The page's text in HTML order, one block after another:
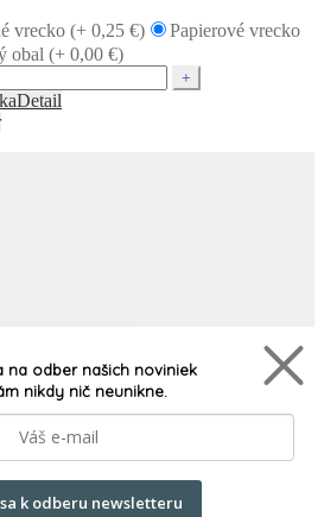
vrecko (+ 0,25 €)
Papierové vrecko
obal (+ 0,00 €)
Detail
tu
na odber našich noviniek
nikdy nič neunikne.
k odberu newsletteru